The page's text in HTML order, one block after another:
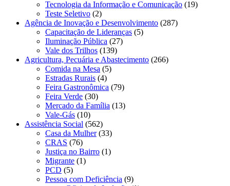
Tecnologia da Informação e Comunicação (19)
Teste Seletivo (2)
Agência de Inovação e Desenvolvimento (287)
Capacitação de Lideranças (5)
Iluminação Pública (27)
Vale dos Trilhos (139)
Agricultura, Pecuária e Abastecimento (266)
Comida na Mesa (5)
Estradas Rurais (4)
Feira Gastronômica (79)
Feira Verde (30)
Mercado da Família (13)
Vale-Gás (10)
Assistência Social (562)
Casa da Mulher(33)
CRAS (76)
Justiça no Bairro (1)
Migrante (1)
PCD (5)
Pessoa com Deficiência (9)